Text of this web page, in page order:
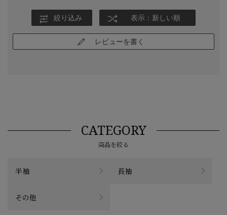
絞り込み 表示：新しい順
レビューを書く
CATEGORY
商品を絞る
半袖 長袖
その他